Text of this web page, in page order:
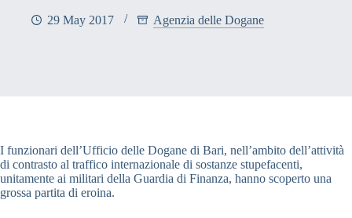
29 May 2017 Agenzia delle Dogane
I funzionari dell’Ufficio delle Dogane di Bari, nell’ambito dell’attività
di contrasto al traffico internazionale di sostanze stupefacenti,
unitamente ai militari della Guardia di Finanza, hanno scoperto una
grossa partita di eroina.